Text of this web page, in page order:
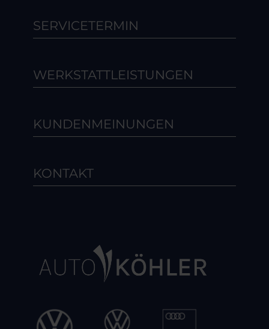
SERVICETERMIN
WERKSTATTLEISTUNGEN
KUNDENMEINUNGEN
KONTAKT